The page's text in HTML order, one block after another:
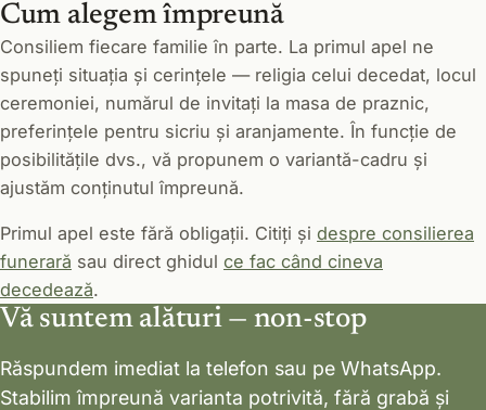
Cum alegem împreună
Consiliem fiecare familie în parte. La primul apel ne
spuneți situația și cerințele — religia celui decedat, locul
ceremoniei, numărul de invitați la masa de praznic,
preferințele pentru sicriu și aranjamente. În funcție de
posibilitățile dvs., vă propunem o variantă-cadru și
ajustăm conținutul împreună.
Primul apel este fără obligații. Citiți și despre consilierea
funerară sau direct ghidul ce fac când cineva
decedează.
Vă suntem alături — non-stop
Răspundem imediat la telefon sau pe WhatsApp.
Stabilim împreună varianta potrivită, fără grabă și